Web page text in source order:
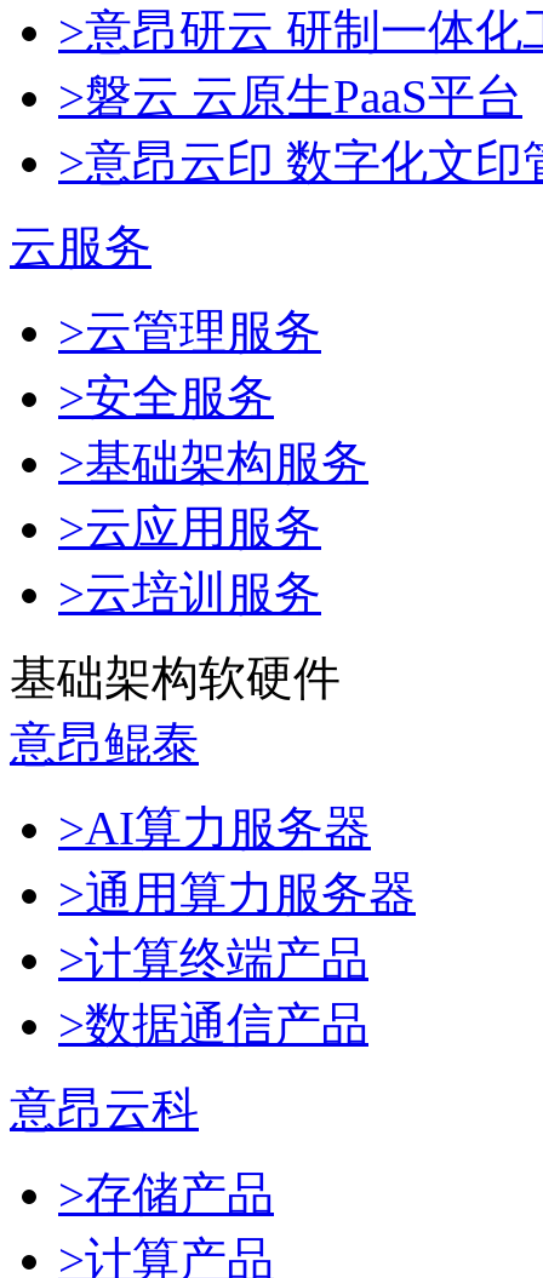
>意昂研云 研制一体
>磐云 云原生PaaS平台
>意昂云印 数字化文印
云服务
>云管理服务
>安全服务
>基础架构服务
>云应用服务
>云培训服务
基础架构软硬件
意昂鲲泰
>AI算力服务器
>通用算力服务器
>计算终端产品
>数据通信产品
意昂云科
>存储产品
>计算产品